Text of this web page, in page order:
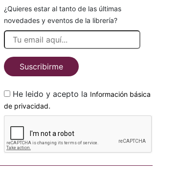
¿Quieres estar al tanto de las últimas
novedades y eventos de la librería?
Suscribirme
He leido y acepto la Información básica
de privacidad.